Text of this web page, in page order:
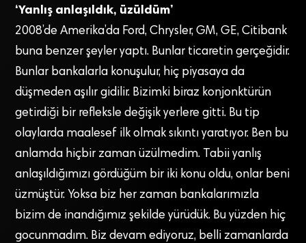
‘Yanlış anlaşıldık, üzüldüm’
2008’de Amerika’da Ford, Chrysler, GM, GE, Citibank
buna benzer şeyler yaptı. Bunlar ticaretin gerçeğidir.
Bunlar bankalarla konuşulur, hiç piyasaya da
düşmeden aşılır gidilir. Bizimki biraz konjonktürün
getirdiği bir refleksle değişik yerlere gitti. Bu tip
olaylarda maalesef ilk olmak sıkıntı yaratıyor. Ben bu
anlamda hiçbir zaman üzülmedim. Tabii yanlış
anlaşıldığımızı gördüğüm bir iki konu oldu, onlar beni
üzmüştür. Yoksa biz her zaman bankalarımızla
bizim de inandığımız şekilde yürüdük. Bu yüzden hiç
gocunmadım. Biz devam ediyoruz, belli zamanlarda